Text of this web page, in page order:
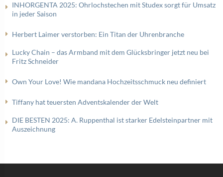
INHORGENTA 2025: Ohrlochstechen mit Studex sorgt für Umsatz
in jeder Saison
Herbert Laimer verstorben: Ein Titan der Uhrenbranche
Lucky Chain – das Armband mit dem Glücksbringer jetzt neu bei
Fritz Schneider
Own Your Love! Wie mandana Hochzeitsschmuck neu definiert
Tiffany hat teuersten Adventskalender der Welt
DIE BESTEN 2025: A. Ruppenthal ist starker Edelsteinpartner mit
Auszeichnung